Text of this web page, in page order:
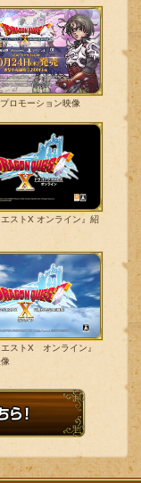
ロモーション映像
エストX オンライン』紹
エストX オンライン』